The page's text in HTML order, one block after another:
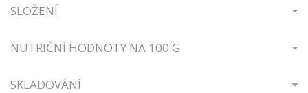
SLOŽENÍ
NUTRIČNÍ HODNOTY NA 100 G
SKLADOVÁNÍ